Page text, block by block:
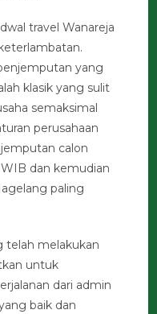
travel Wanareja
yang
klasik yang sulit
semaksimal
perusahaan
calon
dan kemudian
paling
telah melakukan
untuk
dari admin
baik dan